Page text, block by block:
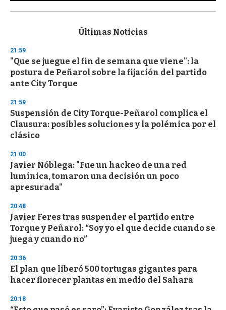
s
d
s
o
f
3
s
e
c
o
n
Últimas Noticias
21:59
"Que se juegue el fin de semana que viene": la
postura de Peñarol sobre la fijación del partido
ante City Torque
21:59
Suspensión de City Torque-Peñarol complica el
Clausura: posibles soluciones y la polémica por el
clásico
21:00
Javier Nóblega: "Fue un hackeo de una red
lumínica, tomaron una decisión un poco
apresurada"
20:48
Javier Feres tras suspender el partido entre
Torque y Peñarol: “Soy yo el que decide cuando se
juega y cuando no”
20:36
El plan que liberó 500 tortugas gigantes para
hacer florecer plantas en medio del Sahara
20:18